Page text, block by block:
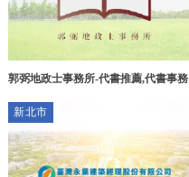
郭弼地政士事務所-代書推薦,代書事務
區代書推薦
新北市